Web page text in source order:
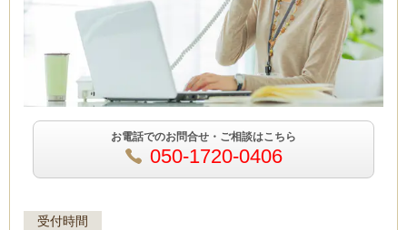
お電話でのお問合せ・ご相談はこちら
050-1720-0406
受付時間